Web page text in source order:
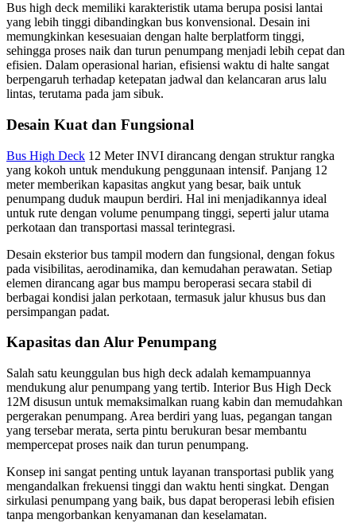
Bus high deck memiliki karakteristik utama berupa posisi lantai
yang lebih tinggi dibandingkan bus konvensional. Desain ini
memungkinkan kesesuaian dengan halte berplatform tinggi,
sehingga proses naik dan turun penumpang menjadi lebih cepat dan
efisien. Dalam operasional harian, efisiensi waktu di halte sangat
berpengaruh terhadap ketepatan jadwal dan kelancaran arus lalu
lintas, terutama pada jam sibuk.
Desain Kuat dan Fungsional
Bus High Deck 12 Meter INVI dirancang dengan struktur rangka
yang kokoh untuk mendukung penggunaan intensif. Panjang 12
meter memberikan kapasitas angkut yang besar, baik untuk
penumpang duduk maupun berdiri. Hal ini menjadikannya ideal
untuk rute dengan volume penumpang tinggi, seperti jalur utama
perkotaan dan transportasi massal terintegrasi.
Desain eksterior bus tampil modern dan fungsional, dengan fokus
pada visibilitas, aerodinamika, dan kemudahan perawatan. Setiap
elemen dirancang agar bus mampu beroperasi secara stabil di
berbagai kondisi jalan perkotaan, termasuk jalur khusus bus dan
persimpangan padat.
Kapasitas dan Alur Penumpang
Salah satu keunggulan bus high deck adalah kemampuannya
mendukung alur penumpang yang tertib. Interior Bus High Deck
12M disusun untuk memaksimalkan ruang kabin dan memudahkan
pergerakan penumpang. Area berdiri yang luas, pegangan tangan
yang tersebar merata, serta pintu berukuran besar membantu
mempercepat proses naik dan turun penumpang.
Konsep ini sangat penting untuk layanan transportasi publik yang
mengandalkan frekuensi tinggi dan waktu henti singkat. Dengan
sirkulasi penumpang yang baik, bus dapat beroperasi lebih efisien
tanpa mengorbankan kenyamanan dan keselamatan.